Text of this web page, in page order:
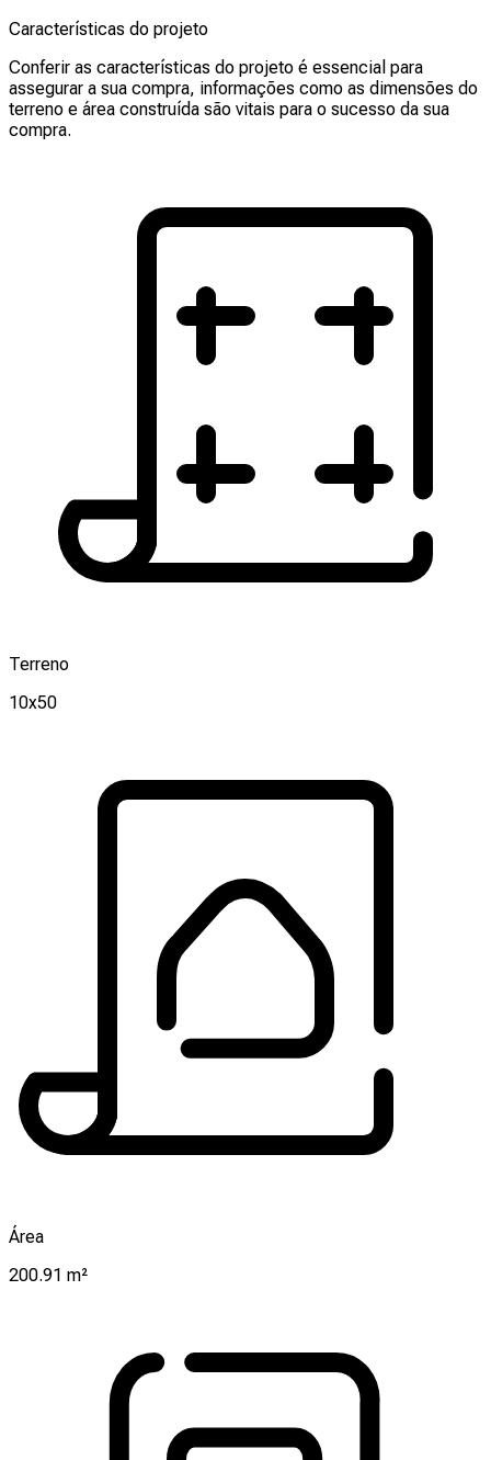
Características do projeto
Conferir as características do projeto é essencial para
assegurar a sua compra, informações como as dimensões do
terreno e área construída são vitais para o sucesso da sua
compra.
Terreno
10x50
Área
200.91 m²